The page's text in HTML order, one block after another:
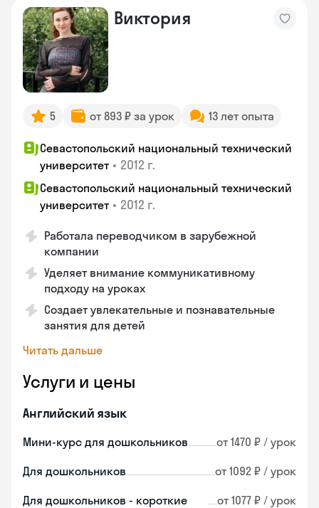
Виктория
5 от 893 ₽ за урок 13 лет опыта
Севастопольский национальный технический
университет • 2012 г.
Севастопольский национальный технический
университет • 2012 г.
Работала переводчиком в зарубежной
компании
Уделяет внимание коммуникативному
подходу на уроках
Создает увлекательные и познавательные
занятия для детей
Читать дальше
Услуги и цены
Английский язык
Мини-курс для дошкольников от 1470 ₽ / урок
Для дошкольников от 1092 ₽ / урок
Для дошкольников - короткие
от 1077 ₽ / урок